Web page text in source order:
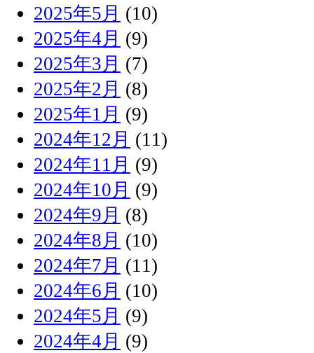
2025年5月 (10)
2025年4月 (9)
2025年3月 (7)
2025年2月 (8)
2025年1月 (9)
2024年12月 (11)
2024年11月 (9)
2024年10月 (9)
2024年9月 (8)
2024年8月 (10)
2024年7月 (11)
2024年6月 (10)
2024年5月 (9)
2024年4月 (9)